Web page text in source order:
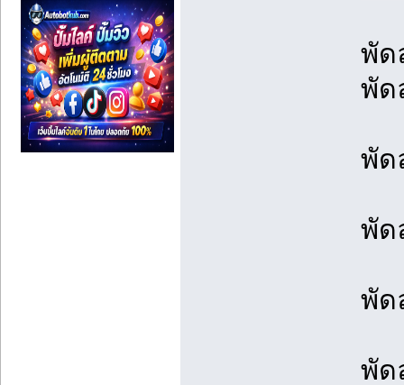
พัด
พัด
พัด
พัด
พัด
พัด